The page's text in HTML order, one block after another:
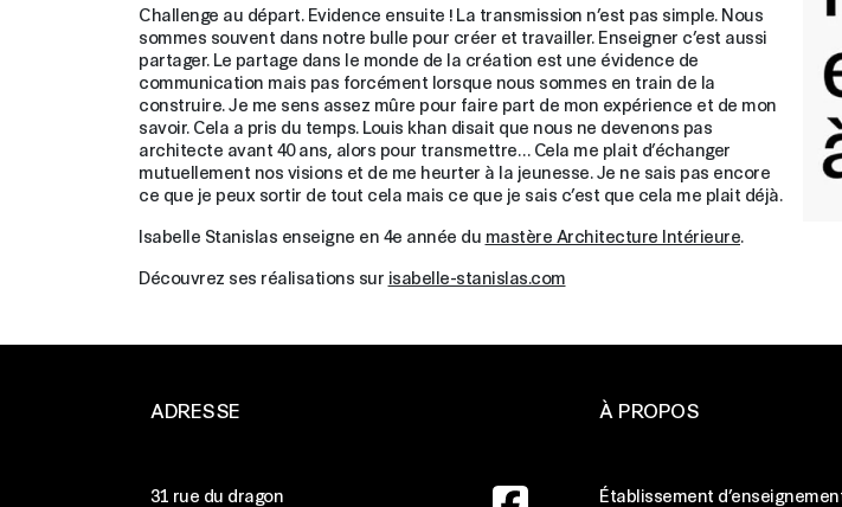
Challenge au départ. Evidence ensuite ! La transmission n’est pas simple. Nous
sommes souvent dans notre bulle pour créer et travailler. Enseigner c’est aussi
partager. Le partage dans le monde de la création est une évidence de
communication mais pas forcément lorsque nous sommes en train de la
construire. Je me sens assez mûre pour faire part de mon expérience et de mon
savoir. Cela a pris du temps. Louis khan disait que nous ne devenons pas
architecte avant 40 ans, alors pour transmettre… Cela me plait d’échanger
mutuellement nos visions et de me heurter à la jeunesse. Je ne sais pas encore
ce que je peux sortir de tout cela mais ce que je sais c’est que cela me plait déjà.
Isabelle Stanislas enseigne en 4e année du mastère Architecture Intérieure.
Découvrez ses réalisations sur isabelle-stanislas.com
ADRESSE À PROPOS
31 rue du dragon
Image
Établissement